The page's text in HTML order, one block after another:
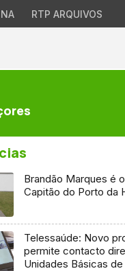
RTP ARQUIVOS
Brandão Marques é
Capitão do Porto da
Telessaúde: Novo
permite contacto
Unidades Básicas